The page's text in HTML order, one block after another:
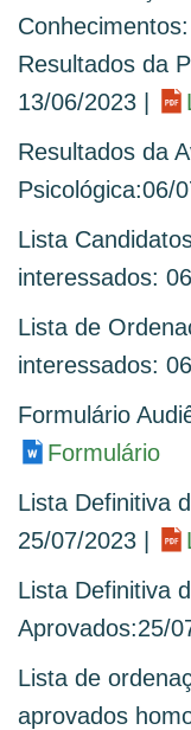
Conhecimentos:
Resultados da
13/06/2023 |
Resultados da
Psicológica:06/
Lista
interessados:
Lista de
interessados:
Formulário
Formulário
Lista Definitiva
25/07/2023 |
Lista Definitiva
Aprovados:25/
Lista de
aprovados